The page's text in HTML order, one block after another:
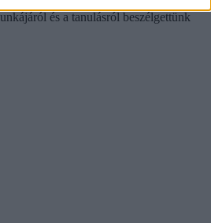
és a tanulásról beszélgettünk